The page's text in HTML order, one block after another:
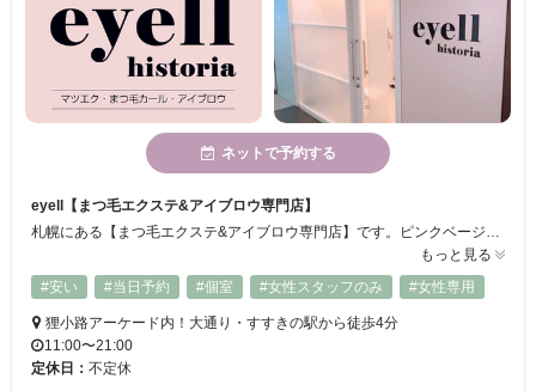
ネットで予約する
eyell【まつ毛エクステ&アイブロウ専門店】
札幌にある【まつ毛エクステ&アイブロウ専門店】です。ピンクベージュを基調とした落ち着いた店内でリラックスできます。 講習に合格し、美容師免許取得者のスタッフが施術を担当いたしますので初めての方にも安心してご利用いただけます♪
もっと見る
#安い
#当日予約 #個室 #女性スタッフのみ #女性専用
狸小路アーケード内！大通り・すすきの駅から徒歩4分
11:00〜21:00
定休日： 不定休